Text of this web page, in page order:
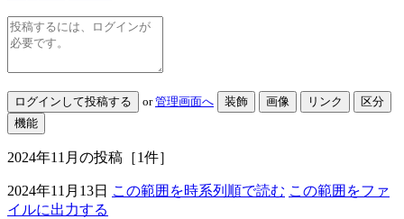
or管理画面へ
2024年11月 の投稿 ［1件］
2024年11月13日 この範囲を時系列順で読む この範囲をファ
イルに出力する